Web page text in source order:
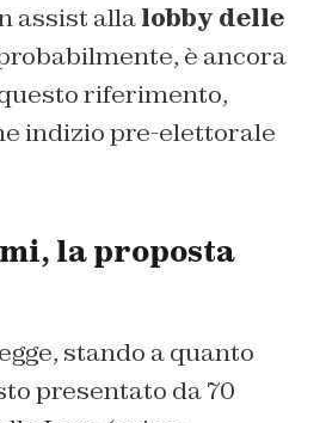
assist allalobby delle
è ancora
riferimento,
indizio pre-elettorale
la proposta
stando a quanto
presentato da 70